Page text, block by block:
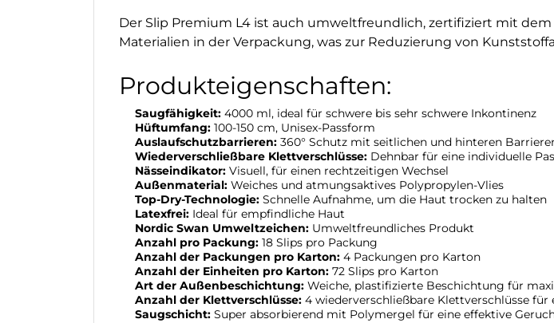
Der Slip Premium L4 ist auch umweltfreundlich, zertifiziert mit dem
Materialien in der Verpackung, was zur Reduzierung von
Produkteigenschaften:
Saugfähigkeit: 4000 ml, ideal für schwere bis sehr schwere Inkontinenz
Hüftumfang: 100-150 cm, Unisex-Passform
Auslaufschutzbarrieren: 360° Schutz mit seitlichen und hinteren
Wiederverschließbare Klettverschlüsse: Dehnbar für eine individuelle
Nässeindikator: Visuell, für einen rechtzeitigen Wechsel
Außenmaterial: Weiches und atmungsaktives Polypropylen-Vlies
Top-Dry-Technologie: Schnelle Aufnahme, um die Haut trocken zu halten
Latexfrei: Ideal für empfindliche Haut
Nordic Swan Umweltzeichen: Umweltfreundliches Produkt
Anzahl pro Packung: 18 Slips pro Packung
Anzahl der Packungen pro Karton: 4 Packungen pro Karton
Anzahl der Einheiten pro Karton: 72 Slips pro Karton
Art der Außenbeschichtung: Weiche, plastifizierte Beschichtung für
Anzahl der Klettverschlüsse: 4 wiederverschließbare Klettverschlüsse für
Saugschicht: Super absorbierend mit Polymergel für eine effektive